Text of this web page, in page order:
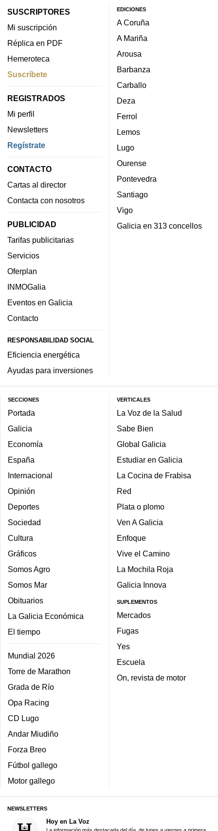
SUSCRIPTORES
Mi suscripción
Réplica en PDF
Hemeroteca
Suscríbete
REGISTRADOS
Mi perfil
Newsletters
Regístrate
CONTACTO
Cartas al director
Contacta con nosotros
PUBLICIDAD
Tarifas publicitarias
Servicios
Oferplan
INMOGalia
Eventos en Galicia
Contacto
RESPONSABILIDAD SOCIAL
Eficiencia energética
Ayudas para inversiones
EDICIONES
A Coruña
A Mariña
Arousa
Barbanza
Carballo
Deza
Ferrol
Lemos
Lugo
Ourense
Pontevedra
Santiago
Vigo
Galicia en 313 concellos
SECCIONES
Portada
Galicia
Economía
España
Internacional
Opinión
Deportes
Sociedad
Cultura
Gráficos
Somos Agro
Somos Mar
Obituarios
La Galicia Económica
El tiempo
Mundial 2026
Torre de Marathon
Grada de Río
Opa Racing
CD Lugo
Andar Miudiño
Forza Breo
Fútbol gallego
Motor gallego
VERTICALES
La Voz de la Salud
Sabe Bien
Global Galicia
Estudiar en Galicia
La Cocina de Frabisa
Red
Plata o plomo
Ven A Galicia
Enfoque
Vive el Camino
La Mochila Roja
Galicia Innova
SUPLEMENTOS
Mercados
Fugas
Yes
Escuela
On, revista de motor
NEWSLETTERS
Hoy en La Voz